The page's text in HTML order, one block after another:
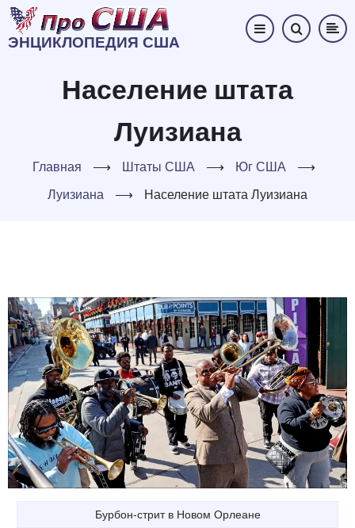
Перейти
основному
ЭНЦИКЛОПЕДИЯ США
Население штата
Луизиана
Главная ⟶ Штаты США ⟶ Юг США
⟶
Луизиана
⟶ Население штата Луизиана
Бурбон-стрит в Новом Орлеане